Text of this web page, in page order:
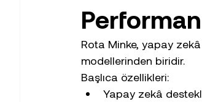
Rota Minke, yapay
modellerinden biridir.
Başlıca özellikleri:
Yapay zekâ